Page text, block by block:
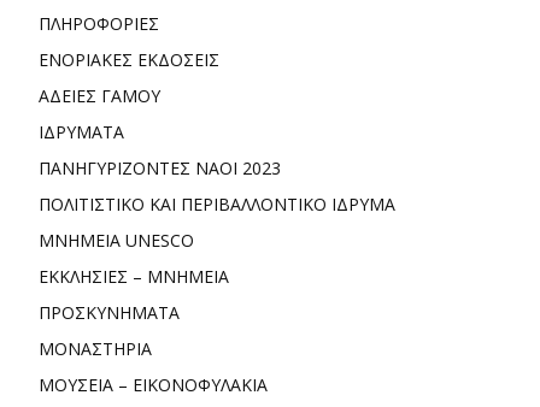
ΠΛΗΡΟΦΟΡΙΕΣ
ΕΝΟΡΙΑΚΕΣ ΕΚΔΟΣΕΙΣ
ΑΔΕΙΕΣ ΓΑΜΟΥ
ΙΔΡΥΜΑΤΑ
ΠΑΝΗΓΥΡΙΖΟΝΤΕΣ ΝΑΟΙ 2023
ΠΟΛΙΤΙΣΤΙΚΟ ΚΑΙ ΠΕΡΙΒΑΛΛΟΝΤΙΚΟ ΙΔΡΥΜΑ
ΜΝΗΜΕΙΑ UNESCO
ΕΚΚΛΗΣΙΕΣ – ΜΝΗΜΕΙΑ
ΠΡΟΣΚΥΝΗΜΑΤΑ
ΜΟΝΑΣΤΗΡΙΑ
ΜΟΥΣΕΙΑ – ΕΙΚΟΝΟΦΥΛΑΚΙΑ